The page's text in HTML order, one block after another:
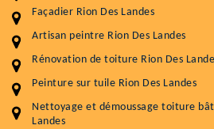
Façadier Rion Des Landes
Artisan peintre Rion Des Landes
Rénovation de toiture Rion Des
Peinture sur tuile Rion Des Landes
Nettoyage et démoussage toiture
Landes
Entretenir votre toiture,
durabilité
Plus de 15 ans d'expérience en